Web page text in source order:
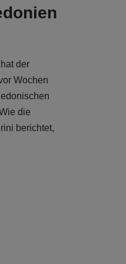
der
Wochen
die
berichtet,